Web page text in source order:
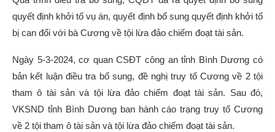
quyết định khởi tố vụ án, quyết định bổ sung quyết định khởi tố
bị can đối với bà Cương về tội lừa đảo chiếm đoạt tài sản.
Ngày 5-3-2024, cơ quan CSĐT công an tỉnh Bình Dương có
bản kết luận điều tra bổ sung, đề nghị truy tố Cương về 2 tội
tham ô tài sản và tội lừa đảo chiếm đoạt tài sản. Sau đó,
VKSND tỉnh Bình Dương ban hành cáo trạng truy tố Cương
về 2 tội tham ô tài sản và tội lừa đảo chiếm đoạt tài sản.